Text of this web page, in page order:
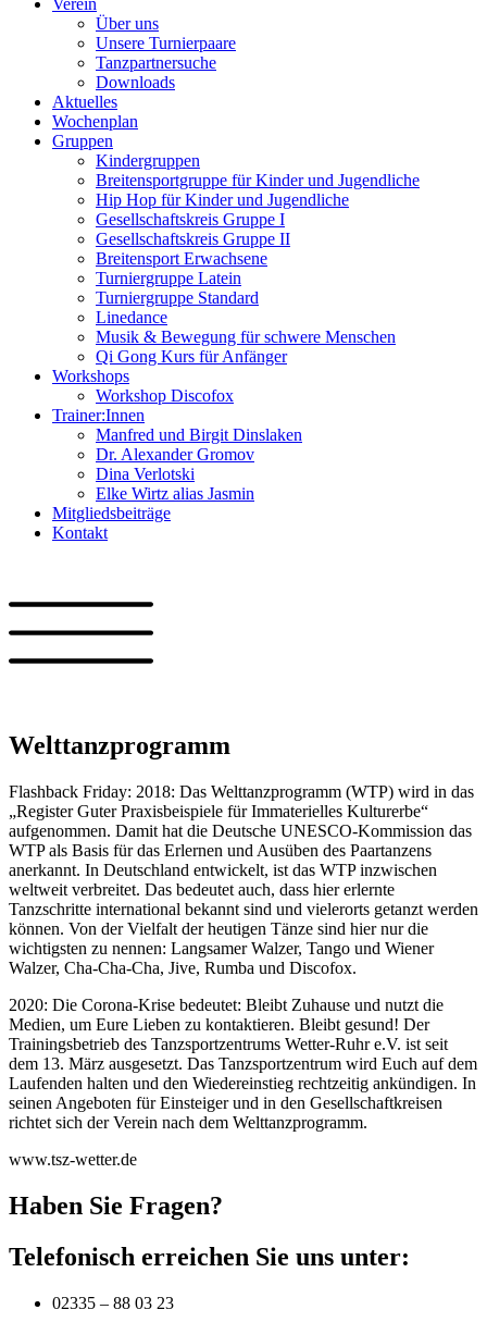
Verein
Über uns
Unsere Turnierpaare
Tanzpartnersuche
Downloads
Aktuelles
Wochenplan
Gruppen
Kindergruppen
Breitensportgruppe für Kinder und Jugendliche
Hip Hop für Kinder und Jugendliche​
Gesellschaftskreis Gruppe I
Gesellschaftskreis Gruppe II
Breitensport Erwachsene
Turniergruppe Latein
Turniergruppe Standard
Linedance
Musik & Bewegung für schwere Menschen​
Qi Gong Kurs für Anfänger
Workshops
Workshop Discofox
Trainer:Innen
Manfred und Birgit Dinslaken
Dr. Alexander Gromov
Dina Verlotski
Elke Wirtz alias Jasmin
Mitgliedsbeiträge
Kontakt
Welttanzprogramm
Flashback Friday: 2018: Das Welttanzprogramm (WTP) wird in das
„Register Guter Praxisbeispiele für Immaterielles Kulturerbe“
aufgenommen. Damit hat die Deutsche UNESCO-Kommission das
WTP als Basis für das Erlernen und Ausüben des Paartanzens
anerkannt. In Deutschland entwickelt, ist das WTP inzwischen
weltweit verbreitet. Das bedeutet auch, dass hier erlernte
Tanzschritte international bekannt sind und vielerorts getanzt werden
können. Von der Vielfalt der heutigen Tänze sind hier nur die
wichtigsten zu nennen: Langsamer Walzer, Tango und Wiener
Walzer, Cha-Cha-Cha, Jive, Rumba und Discofox.
2020: Die Corona-Krise bedeutet: Bleibt Zuhause und nutzt die
Medien, um Eure Lieben zu kontaktieren. Bleibt gesund! Der
Trainingsbetrieb des Tanzsportzentrums Wetter-Ruhr e.V. ist seit
dem 13. März ausgesetzt. Das Tanzsportzentrum wird Euch auf dem
Laufenden halten und den Wiedereinstieg rechtzeitig ankündigen. In
seinen Angeboten für Einsteiger und in den Gesellschaftkreisen
richtet sich der Verein nach dem Welttanzprogramm.
www.tsz-wetter.de
Haben Sie Fragen?
Telefonisch erreichen Sie uns unter:
02335 – 88 03 23